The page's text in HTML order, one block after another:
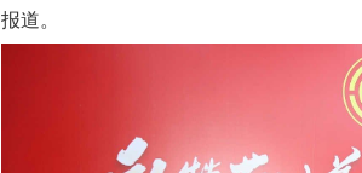
报道。